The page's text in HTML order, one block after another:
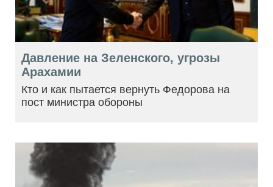
Давление на Зеленского, угрозы
Арахамии
Кто и как пытается вернуть Федорова на
пост министра обороны